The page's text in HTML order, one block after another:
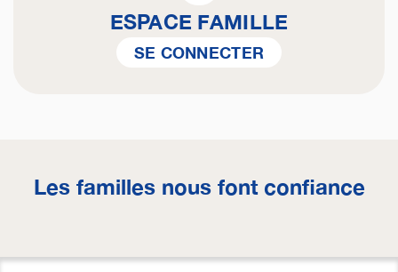
ESPACE FAMILLE
SE CONNECTER
Les familles nous font confiance